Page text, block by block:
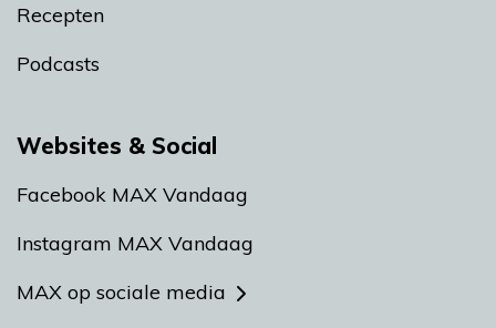
Recepten
Podcasts
Websites & Social
Facebook MAX Vandaag
Instagram MAX Vandaag
MAX op sociale media